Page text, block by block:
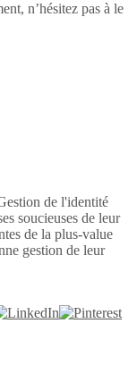
n’hésitez pas à le
de l'identité
soucieuses de leur
de la plus-value
gestion de leur